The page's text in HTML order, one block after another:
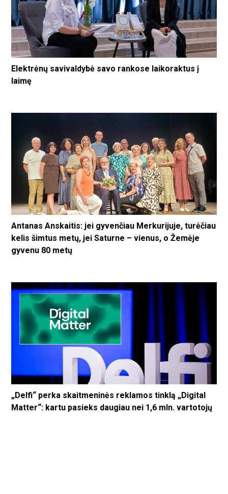
Elektrėnų savivaldybė savo rankose laikoraktus į
laimę
Antanas Anskaitis: jei gyvenčiau Merkurijuje, turėčiau
kelis šimtus metų, jei Saturne – vienus, o Žemėje
gyvenu 80 metų
„Delfi“ perka skaitmeninės reklamos tinklą „Digital
Matter“: kartu pasieks daugiau nei 1,6 mln. vartotojų